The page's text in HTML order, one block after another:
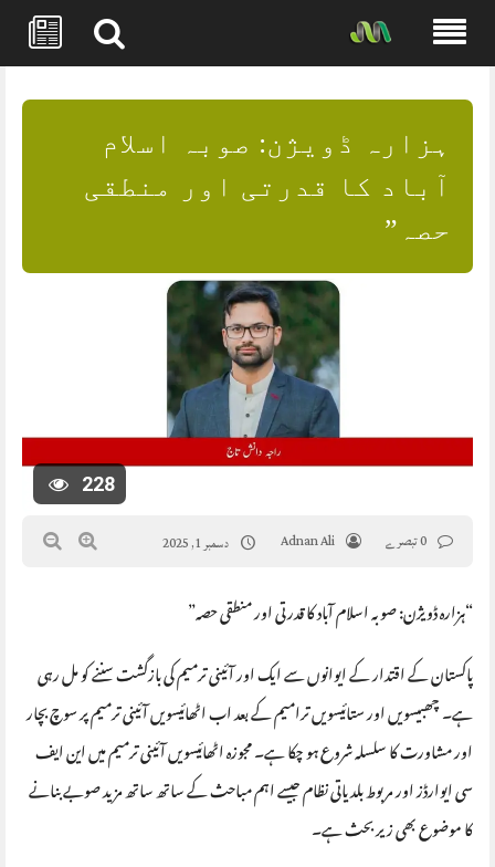
content
ہزارہ ڈویژن: صوبہ اسلام
آباد کا قدرتی اور منطقی
حصہ”
228
Adnan Ali دسمبر 1, 2025
“ہزارہ ڈویژن: صوبہ اسلام آباد کا قدرتی اور منطقی حصہ”
پاکستان کے اقتدار کے ایوانوں سے ایک اور آئینی ترمیم کی بازگشت سننے کو مل رہی
ہے۔ چھبیسویں اور ستائیسویں ترامیم کے بعد اب اٹھائیسویں آئینی ترمیم پر سوچ بچار
اور مشاورت کا سلسلہ شروع ہو چکا ہے۔ مجوزہ اٹھائیسویں آئینی ترمیم میں این ایف
سی ایوارڈز اور مربوط بلدیاتی نظام جیسے اہم مباحث کے ساتھ ساتھ مزید صوبے بنانے
کا موضوع بھی زیر بحث ہے۔